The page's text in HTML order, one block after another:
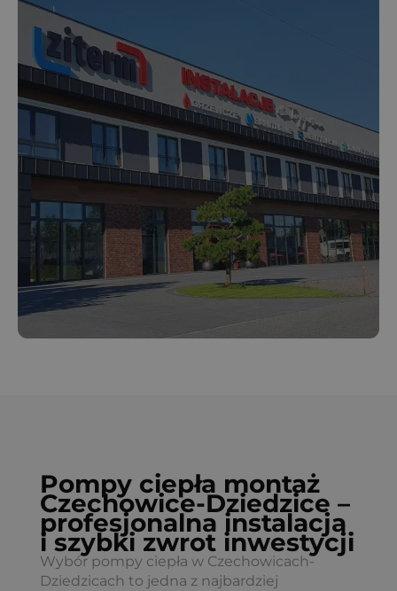
Pompy ciepła montaż
Czechowice-Dziedzice –
profesjonalna instalacja
i szybki zwrot inwestycji
Wybór pompy ciepła w Czechowicach-
Dziedzicach to jedna z najbardziej